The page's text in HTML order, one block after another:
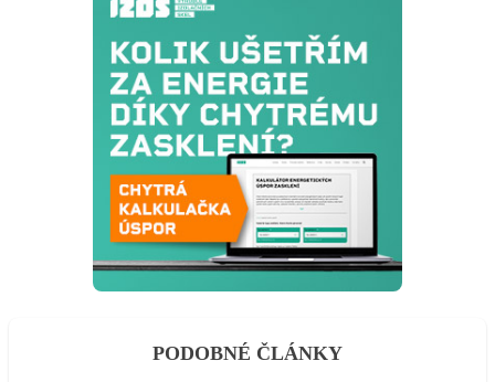
PODOBNÉ ČLÁNKY